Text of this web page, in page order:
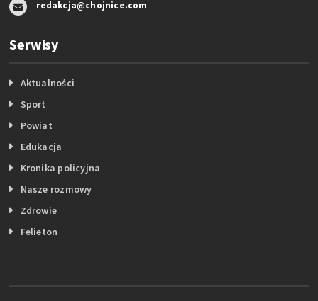
redakcja@chojnice.com
Serwisy
Aktualności
Sport
Powiat
Edukacja
Kronika policyjna
Nasze rozmowy
Zdrowie
Felieton